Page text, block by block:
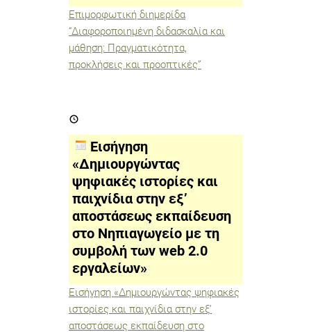
Επιμορφωτική διημερίδα
“Διαφοροποιημένη διδασκαλία και
μάθηση: Πραγματικότητα,
προκλήσεις και προοπτικές”
«Δημιουργώντας
ιστορίες
παιχνίδια
στην
εξ’
αποστάσεως
εκπαίδευση
στο
Νηπιαγωγείο
συμβολή
των
web
2.0
εργαλείων»
Εισήγηση
«Δημιουργώντας
ψηφιακές ιστορίες και
παιχνίδια στην εξ’
αποστάσεως εκπαίδευση
στο Νηπιαγωγείο με τη
συμβολή των web 2.0
εργαλείων»
Εισήγηση «Δημιουργώντας ψηφιακές
ιστορίες και παιχνίδια στην εξ’
αποστάσεως εκπαίδευση στο